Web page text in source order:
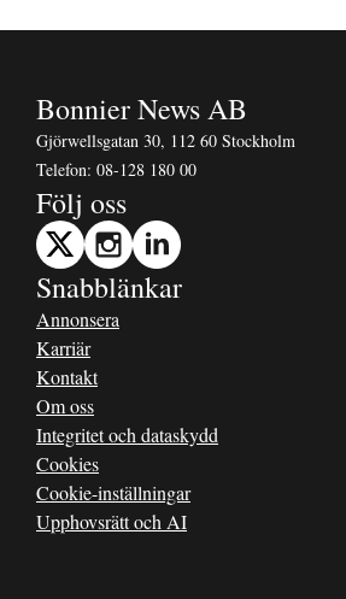
Bonnier News AB
Gjörwellsgatan 30, 112 60 Stockholm
Telefon: 08-128 180 00
Följ oss
Snabblänkar
Annonsera
Karriär
Kontakt
Om oss
Integritet och dataskydd
Cookies
Cookie-inställningar
Upphovsrätt och AI